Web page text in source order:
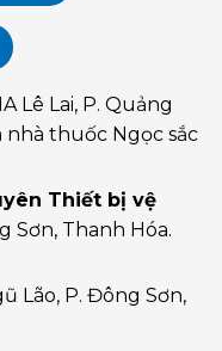
Lê Lai, P. Quảng
nhà thuốc Ngọc sắc
Thiết bị vệ
Sơn, Thanh Hóa.
Lão, P. Đông Sơn,